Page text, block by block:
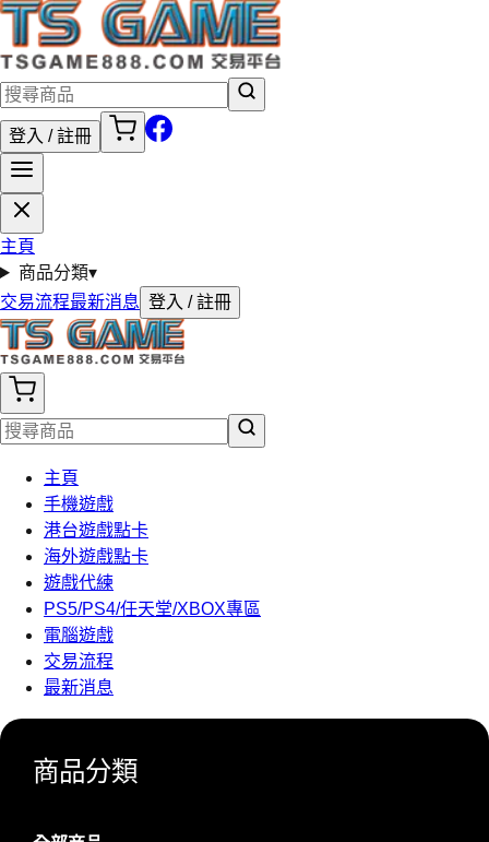
登入 / 註冊
主頁
商品分類▾
交易流程最新消息 登入 / 註冊
主頁
手機遊戲
港台遊戲點卡
海外遊戲點卡
遊戲代練
PS5/PS4/任天堂/XBOX專區
電腦遊戲
交易流程
最新消息
商品分類